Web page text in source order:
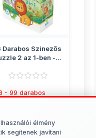
élmény
segítenek javítani
Darabos Színezős
2 az 1-ben -
- 99 darabos
RÉSZLETEK